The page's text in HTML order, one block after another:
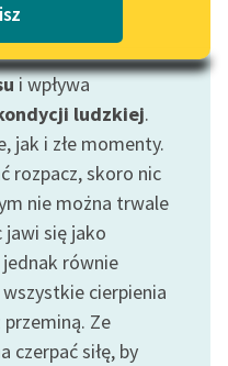
i wpływa
ludzkiej.
jak i złe momenty.
rozpacz, skoro nic
nie można trwale
jawi się jako
jednak równie
cierpienia
Ze
siłę, by